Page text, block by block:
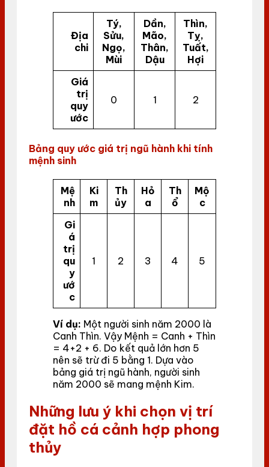
Địa
chi
Tý,
Sửu,
Ngọ,
Mùi
Dần,
Mão,
Thân,
Dậu
Thìn,
Tỵ,
Tuất,
Hợi
Giá
trị
quy
ước
0 1 2
Bảng quy ước giá trị ngũ hành khi tính
mệnh sinh
Mệ
nh
Ki
m
Th
ủy
Hỏ
a
Th
ổ
Mộ
c
Gi
á
trị
qu
y
ướ
c
1 2 3 4 5
Ví dụ: Một người sinh năm 2000 là
Canh Thìn. Vậy Mệnh = Canh + Thìn
= 4+2 + 6. Do kết quả lớn hơn 5
nên sẽ trừ đi 5 bằng 1. Dựa vào
bảng giá trị ngũ hành, người sinh
năm 2000 sẽ mang mệnh Kim.
Những lưu ý khi chọn vị trí
đặt hồ cá cảnh hợp phong
thủy